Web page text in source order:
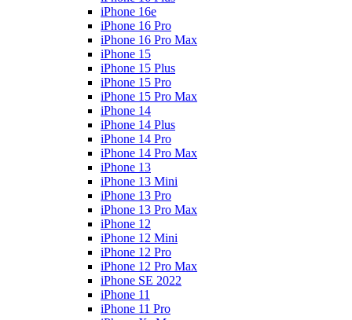
iPhone 16e
iPhone 16 Pro
iPhone 16 Pro Max
iPhone 15
iPhone 15 Plus
iPhone 15 Pro
iPhone 15 Pro Max
iPhone 14
iPhone 14 Plus
iPhone 14 Pro
iPhone 14 Pro Max
iPhone 13
iPhone 13 Mini
iPhone 13 Pro
iPhone 13 Pro Max
iPhone 12
iPhone 12 Mini
iPhone 12 Pro
iPhone 12 Pro Max
iPhone SE 2022
iPhone 11
iPhone 11 Pro